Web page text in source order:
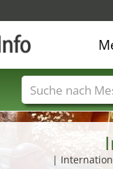
|
Messenamen